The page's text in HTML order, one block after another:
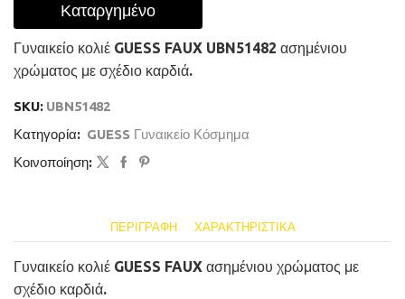
Καταργημένο
Γυναικείο κολιέ GUESS FAUX UBN51482 ασημένιου
χρώματος με σχέδιο καρδιά.
SKU: UBN51482
Κατηγορία: GUESS Γυναικείο Κόσμημα
Κοινοποίηση:
ΠΕΡΙΓΡΑΦΉ ΧΑΡΑΚΤΗΡΙΣΤΙΚΆ
Γυναικείο κολιέ GUESS FAUX ασημένιου χρώματος με
σχέδιο καρδιά.